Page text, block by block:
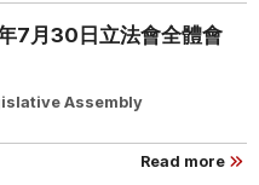
7月30日立法會全體會
Assembly
Read more